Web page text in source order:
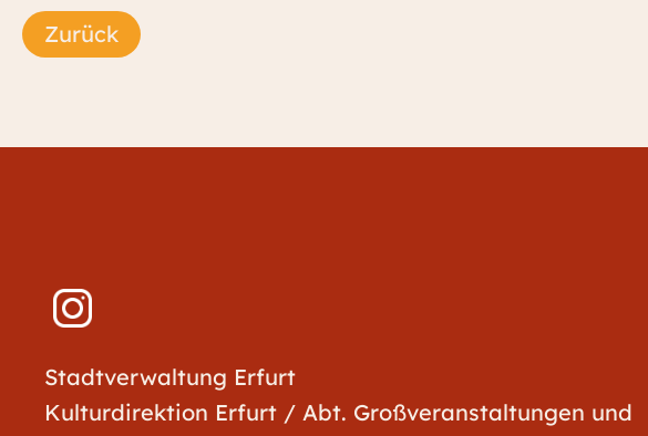
Zurück
Stadtverwaltung Erfurt
Kulturdirektion Erfurt / Abt. Großveranstaltungen und